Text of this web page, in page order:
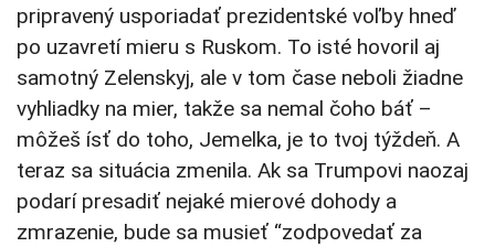
pripravený usporiadať prezidentské voľby hneď
po uzavretí mieru s Ruskom. To isté hovoril aj
samotný Zelenskyj, ale v tom čase neboli žiadne
vyhliadky na mier, takže sa nemal čoho báť –
môžeš ísť do toho, Jemelka, je to tvoj týždeň. A
teraz sa situácia zmenila. Ak sa Trumpovi naozaj
podarí presadiť nejaké mierové dohody a
zmrazenie, bude sa musieť “zodpovedať za